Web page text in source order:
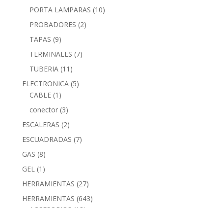
PORTA LAMPARAS (10)
PROBADORES (2)
TAPAS (9)
TERMINALES (7)
TUBERIA (11)
ELECTRONICA (5)
CABLE (1)
conector (3)
ESCALERAS (2)
ESCUADRADAS (7)
GAS (8)
GEL (1)
HERRAMIENTAS (27)
HERRAMIENTAS (643)